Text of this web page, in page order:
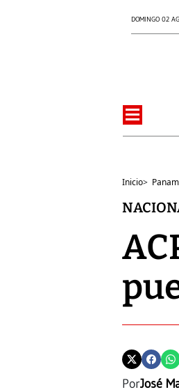
DOMINGO 02
Inicio>
PorJosé